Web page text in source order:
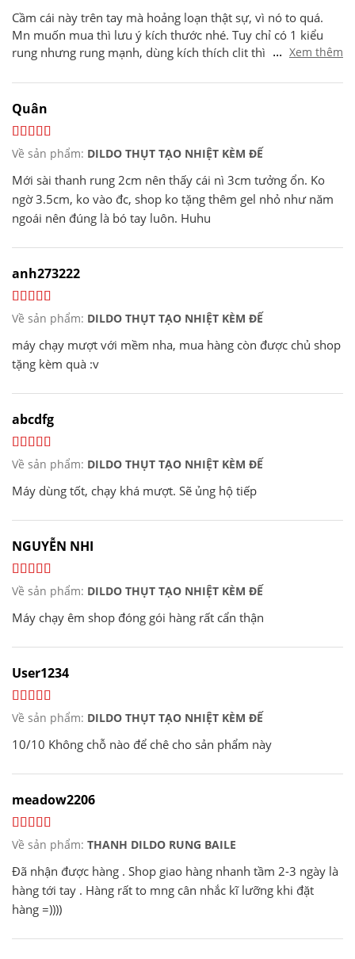
Cầm cái này trên tay mà hoảng loạn thật sự, vì nó to quá.
Mn muốn mua thì lưu ý kích thước nhé. Tuy chỉ có 1 kiểu
rung nhưng rung mạnh, dùng kích thích clit thì ok. Nhưng
có mùi nhựa, dù ko nồng. Vẫn nên đeo bao khi xài cho chắc
ăn.
... Xem thêm
Quân
Về sản phẩm: DILDO THỤT TẠO NHIỆT KÈM ĐẾ
Mới sài thanh rung 2cm nên thấy cái nì 3cm tưởng ổn. Ko
ngờ 3.5cm, ko vào đc, shop ko tặng thêm gel nhỏ như năm
ngoái nên đúng là bó tay luôn. Huhu
anh273222
Về sản phẩm: DILDO THỤT TẠO NHIỆT KÈM ĐẾ
máy chạy mượt với mềm nha, mua hàng còn được chủ shop
tặng kèm quà :v
abcdfg
Về sản phẩm: DILDO THỤT TẠO NHIỆT KÈM ĐẾ
Máy dùng tốt, chạy khá mượt. Sẽ ủng hộ tiếp
NGUYỄN NHI
Về sản phẩm: DILDO THỤT TẠO NHIỆT KÈM ĐẾ
Máy chạy êm shop đóng gói hàng rất cẩn thận
User1234
Về sản phẩm: DILDO THỤT TẠO NHIỆT KÈM ĐẾ
10/10 Không chỗ nào để chê cho sản phẩm này
meadow2206
Về sản phẩm: THANH DILDO RUNG BAILE
Đã nhận được hàng . Shop giao hàng nhanh tầm 2-3 ngày là
hàng tới tay . Hàng rất to mng cân nhắc kĩ lưỡng khi đặt
hàng =))))